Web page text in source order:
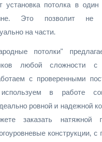
установка потолка в
Это позволит не
на части.
потолки"
любой сложности с
с проверенными
в работе
ровной и надежной
заказать натяжной
конструкции, с